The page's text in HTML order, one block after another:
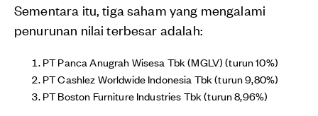
Sementara itu, tiga saham yang mengalami
penurunan nilai terbesar adalah:
PT Panca Anugrah Wisesa Tbk (MGLV) (turun 10%)
PT Cashlez Worldwide Indonesia Tbk (turun 9,80%)
PT Boston Furniture Industries Tbk (turun 8,96%)